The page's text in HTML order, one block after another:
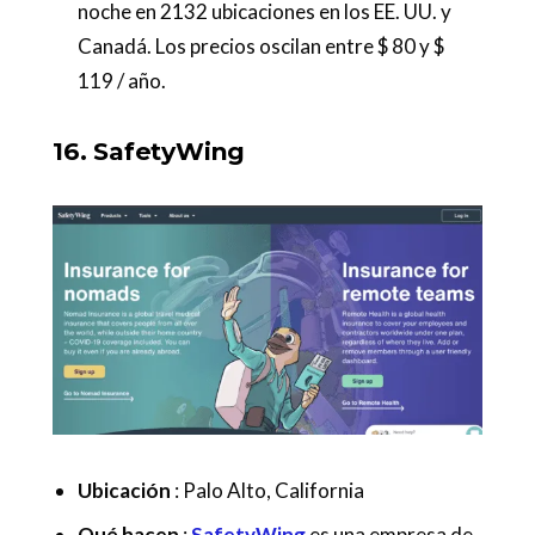
noche en 2132 ubicaciones en los EE. UU. y
Canadá. Los precios oscilan entre $ 80 y $
119 / año.
16. SafetyWing
Ubicación : Palo Alto, California